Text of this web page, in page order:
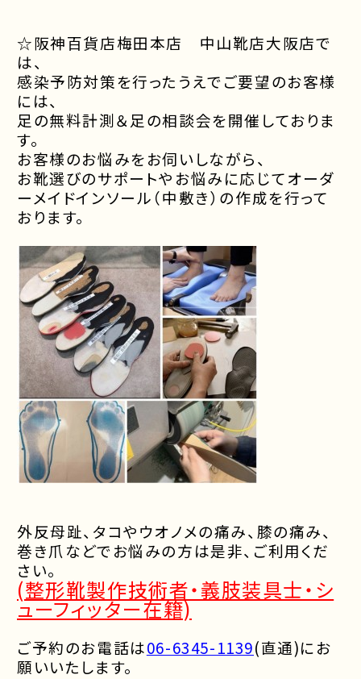
☆阪神百貨店梅田本店 中山靴店大阪店で
は、
感染予防対策を行ったうえでご要望のお客様
には、
足の無料計測＆足の相談会を開催しておりま
す。
お客様のお悩みをお伺いしながら、
お靴選びのサポートやお悩みに応じてオーダ
ーメイドインソール（中敷き）の作成を行って
おります。
外反母趾、タコやウオノメの痛み、膝の痛み、
巻き爪などでお悩みの方は是非、ご利用くだ
さい。
(整形靴製作技術者・義肢装具士・シ
ューフィッター在籍)
ご予約のお電話は06-6345-1139(直通)にお
願いいたします。